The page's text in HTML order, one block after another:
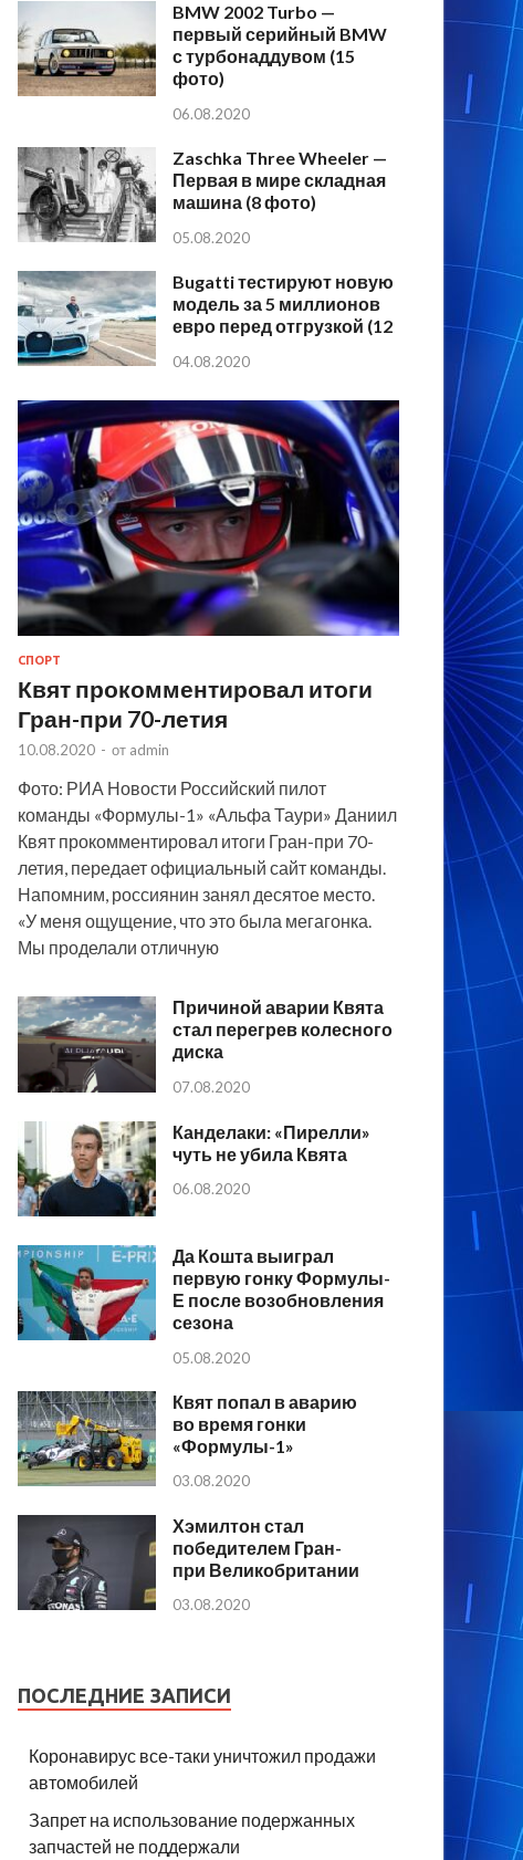
BMW 2002 Turbo —
первый серийный BMW
с турбонаддувом (15
фото)
06.08.2020
Zaschka Three Wheeler —
Первая в мире складная
машина (8 фото)
05.08.2020
Bugatti тестируют новую
модель за 5 миллионов
евро перед отгрузкой (12
04.08.2020
СПОРТ
Квят прокомментировал итоги
Гран-при 70-летия
10.08.2020 - от admin
Фото: РИА Новости Российский пилот
команды «Формулы-1» «Альфа Таури» Даниил
Квят прокомментировал итоги Гран-при 70-
летия, передает официальный сайт команды.
Напомним, россиянин занял десятое место.
«У меня ощущение, что это была мегагонка.
Мы проделали отличную
Причиной аварии Квята
стал перегрев колесного
диска
07.08.2020
Канделаки: «Пирелли»
чуть не убила Квята
06.08.2020
Да Кошта выиграл
первую гонку Формулы-
Е после возобновления
сезона
05.08.2020
Квят попал в аварию
во время гонки
«Формулы-1»
03.08.2020
Хэмилтон стал
победителем Гран-
при Великобритании
03.08.2020
ПОСЛЕДНИЕ ЗАПИСИ
Коронавирус все-таки уничтожил продажи
автомобилей
Запрет на использование подержанных
запчастей не поддержали